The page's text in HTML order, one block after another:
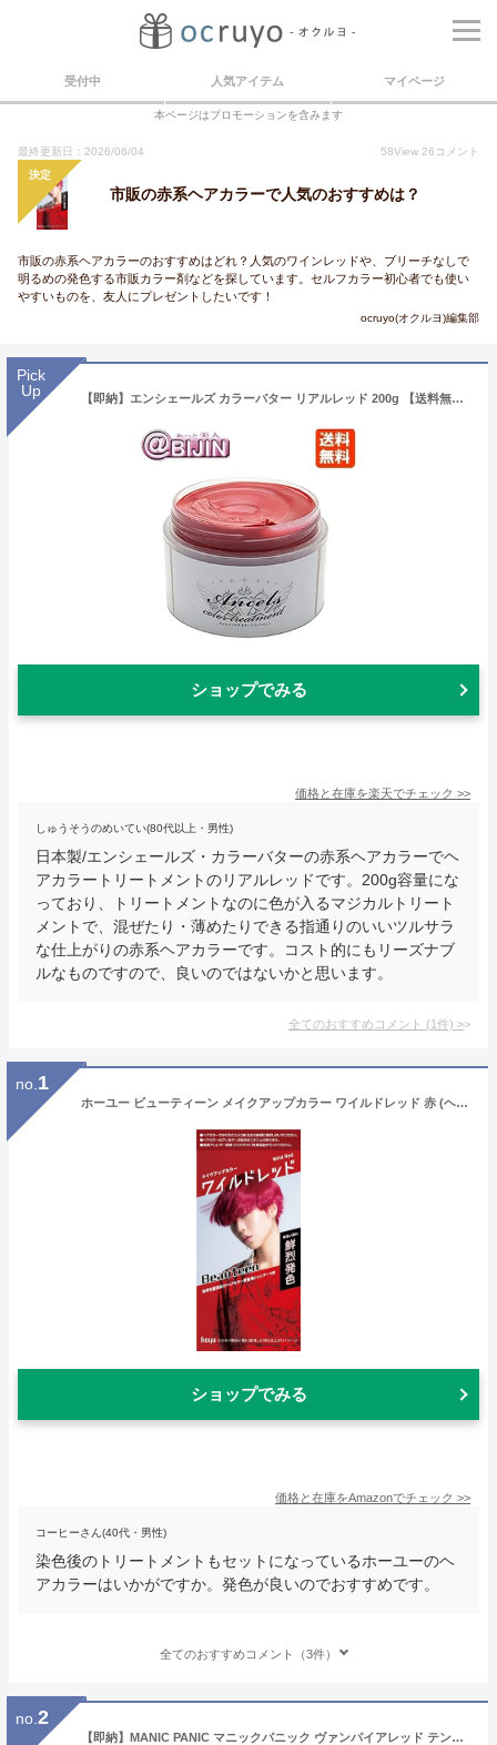
受付中 人気アイテム マイページ
本ページはプロモーションを含みます
最終更新日：2026/06/04 58View 26 コメント
決定
市販の赤系ヘアカラーで人気のおすすめは？
市販の赤系ヘアカラーのおすすめはどれ？人気のワインレッドや、ブリーチなしで
明るめの発色する市販カラー剤などを探しています。セルフカラー初心者でも使い
やすいものを、友人にプレゼントしたいです！
ocruyo(オクルヨ)編集部
Pick
Up
【即納】エンシェールズ カラーバター リアルレッド 200g 【送料無料】【ヘアカラー トリートメント】
ショップでみる
価格と在庫を楽天でチェック >>
しゅうそうのめいてい(80代以上・男性)
日本製/エンシェールズ・カラーバターの赤系ヘアカラーでヘ
アカラートリートメントのリアルレッドです。200g容量にな
っており、トリートメントなのに色が入るマジカルトリート
メントで、混ぜたり・薄めたりできる指通りのいいツルサラ
な仕上がりの赤系ヘアカラーです。コスト的にもリーズナブ
ルなものですので、良いのではないかと思います。
全てのおすすめコメント (1件) >
no. 1
ホーユー ビューティーン メイクアップカラー ワイルドレッド 赤 (ヘアカラー おしゃれ染め) 泡 髪染め (医薬部外品)
ショップでみる
価格と在庫をAmazonでチェック >>
コーヒーさん(40代・男性)
染色後のトリートメントもセットになっているホーユーのヘ
アカラーはいかがですか。発色が良いのでおすすめです。
全てのおすすめコメント（3件）
no. 2
【即納】MANIC PANIC マニックパニック ヴァンパイアレッド テンポラリーヘアカラー 1日染め【DYE HARD】 50ml 【Vampire Red】【毛染め】送料無料